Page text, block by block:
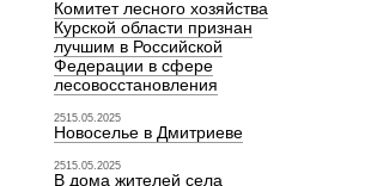
Комитет лесного хозяйства
Курской области признан
лучшим в Российской
Федерации в сфере
лесовосстановления
2515.05.2025
Новоселье в Дмитриеве
2515.05.2025
В дома жителей села